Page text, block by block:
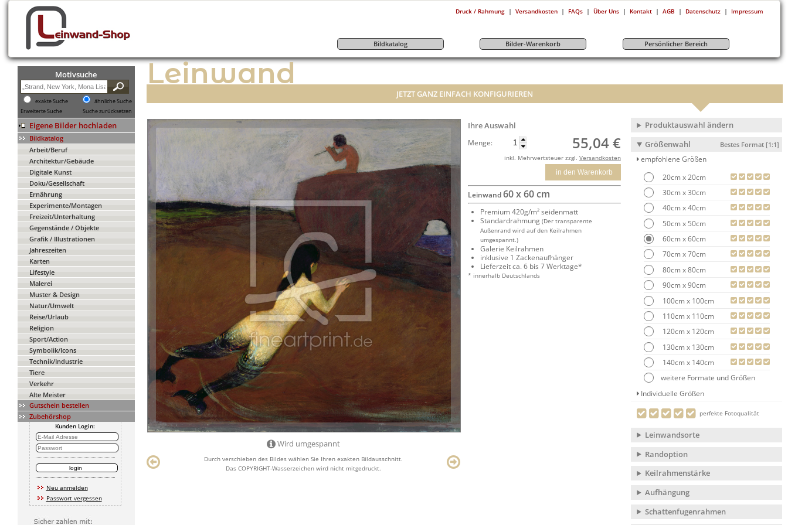
Druck / Rahmung | Versandkosten | FAQs | Über Uns | Kontakt | AGB | Datenschutz | Impressum
Bildkatalog Bilder-Warenkorb Persönlicher Bereich
Motivsuche
exakte Suche
ähnliche Suche
Erweiterte Suche
Suche zurücksetzen
Eigene Bilder hochladen
Bildkatalog
Arbeit/Beruf
Architektur/Gebäude
Digitale Kunst
Doku/Gesellschaft
Ernährung
Experimente/Montagen
Freizeit/Unterhaltung
Gegenstände / Objekte
Grafik / Illustrationen
Jahreszeiten
Karten
Lifestyle
Malerei
Muster & Design
Natur/Umwelt
Reise/Urlaub
Religion
Sport/Action
Symbolik/Icons
Technik/Industrie
Tiere
Verkehr
Alte Meister
Gutschein bestellen
Zubehörshop
Kunden Login:
Neu anmelden
Passwort vergessen
Leinwand
JETZT GANZ EINFACH KONFIGURIEREN
Wird umgespannt
Durch verschieben des Bildes wählen Sie Ihren exakten Bildausschnitt.
Das COPYRIGHT-Wasserzeichen wird nicht mitgedruckt.
Ihre Auswahl
Menge: 55,04 €
inkl. Mehrwertsteuer zzgl. Versandkosten
in den Warenkorb
Leinwand60 x 60 cm
Premium 420g/m² seidenmatt
Standardrahmung (Der transparente
Außenrand wird auf den Keilrahmen
umgespannt.)
Galerie Keilrahmen
inklusive 1 Zackenaufhänger
Lieferzeit ca. 6 bis 7 Werktage*
* innerhalb Deutschlands
Produktauswahl ändern
Größenwahl
Bestes Format [1:1]
empfohlene Größen
20cm x 20cm
30cm x 30cm
40cm x 40cm
50cm x 50cm
60cm x 60cm
70cm x 70cm
80cm x 80cm
90cm x 90cm
100cm x 100cm
110cm x 110cm
120cm x 120cm
130cm x 130cm
140cm x 140cm
weitere Formate und Größen
Individuelle Größen
perfekte Fotoqualität
Leinwandsorte
Randoption
Keilrahmenstärke
Aufhängung
Schattenfugenrahmen